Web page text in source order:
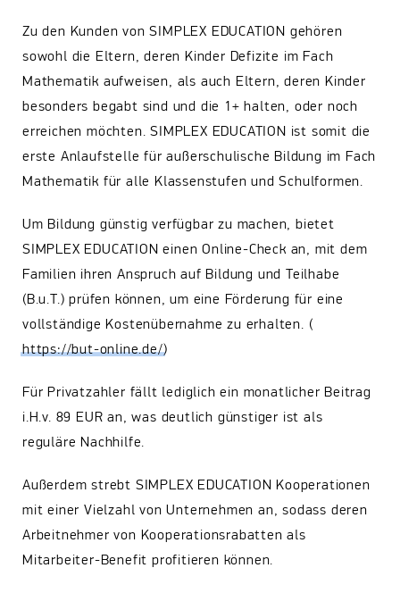
Zu den Kunden von SIMPLEX EDUCATION gehören
sowohl die Eltern, deren Kinder Defizite im Fach
Mathematik aufweisen, als auch Eltern, deren Kinder
besonders begabt sind und die 1+ halten, oder noch
erreichen möchten. SIMPLEX EDUCATION ist somit die
erste Anlaufstelle für außerschulische Bildung im Fach
Mathematik für alle Klassenstufen und Schulformen.
Um Bildung günstig verfügbar zu machen, bietet
SIMPLEX EDUCATION einen Online-Check an, mit dem
Familien ihren Anspruch auf Bildung und Teilhabe
(B.u.T.) prüfen können, um eine Förderung für eine
vollständige Kostenübernahme zu erhalten. (
https://but-online.de/)
Für Privatzahler fällt lediglich ein monatlicher Beitrag
i.H.v. 89 EUR an, was deutlich günstiger ist als
reguläre Nachhilfe.
Außerdem strebt SIMPLEX EDUCATION Kooperationen
mit einer VielzahlvonUnternehmen an, sodass deren
Arbeitnehmer von Kooperationsrabatten als
Mitarbeiter-Benefit profitieren können.